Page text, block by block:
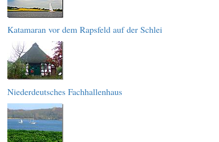
Katamaran vor dem Rapsfeld auf der Schlei
Niederdeutsches Fachhallenhaus